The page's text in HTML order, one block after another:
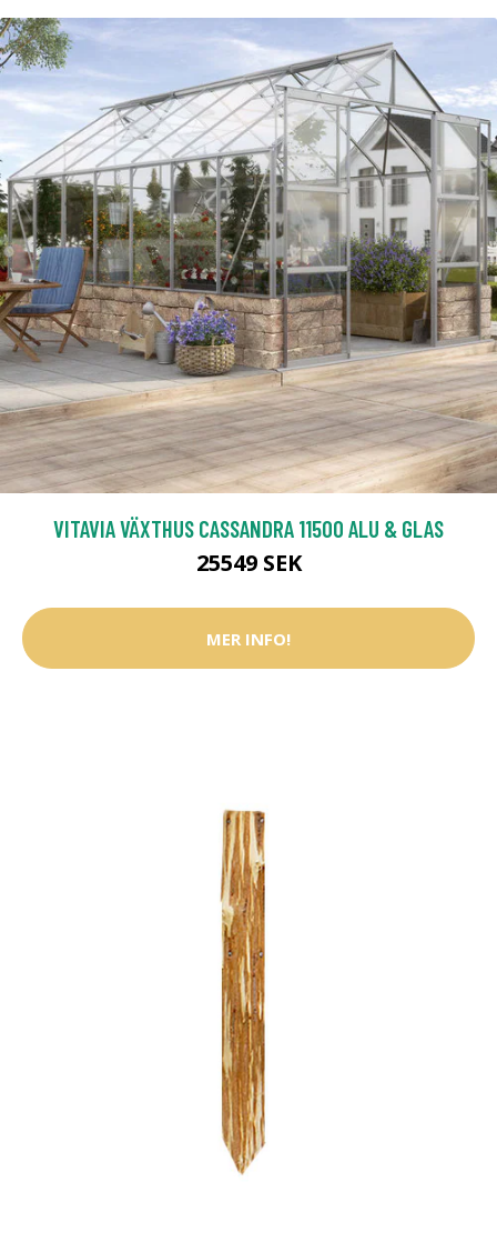
VITAVIA VÄXTHUS CASSANDRA 11500 ALU & GLAS
25549 SEK
MER INFO!